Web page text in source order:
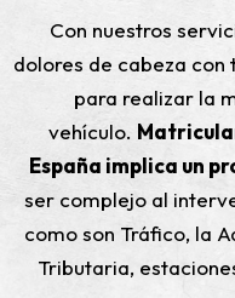
Con nuestros
dolores de cabeza con
para realizar la
vehículo.
España implica un
ser complejo al
como son Tráfico, la
Tributaria,